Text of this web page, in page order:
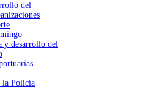
del
y desarrollo del
la Policía